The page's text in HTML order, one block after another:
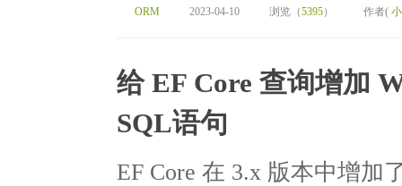
ORM 2023-04-10 浏览（5395） 作者(
给 EF Core 查询增加
SQL语句
EF Core 在 3.x 版本中增加